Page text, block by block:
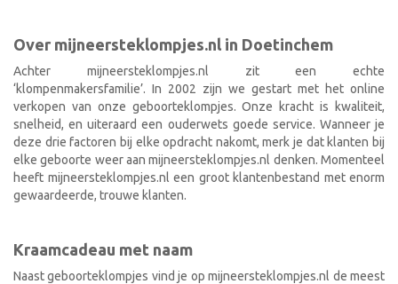
Over mijneersteklompjes.nl in Doetinchem
Achter mijneersteklompjes.nl zit een echte
‘klompenmakersfamilie’. In 2002 zijn we gestart met het online
verkopen van onze geboorteklompjes. Onze kracht is kwaliteit,
snelheid, en uiteraard een ouderwets goede service. Wanneer je
deze drie factoren bij elke opdracht nakomt, merk je dat klanten bij
elke geboorte weer aan mijneersteklompjes.nl denken. Momenteel
heeft mijneersteklompjes.nl een groot klantenbestand met enorm
gewaardeerde, trouwe klanten.
Kraamcadeau met naam
Naast geboorteklompjes vind je op mijneersteklompjes.nl de meest